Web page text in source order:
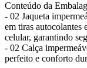
Conteúdo da
- 02 Jaqueta
em tiras autocolantes
celular, garantindo
- 02 Calça
perfeito e conforto